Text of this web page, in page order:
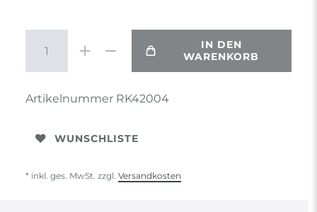
IN DEN
WARENKORB
Artikelnummer RK42004
WUNSCHLISTE
* inkl. ges. MwSt. zzgl. Versandkosten